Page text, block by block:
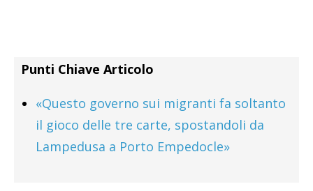
Punti Chiave Articolo
«Questo governo sui migranti fa soltanto
il gioco delle tre carte, spostandoli da
Lampedusa a Porto Empedocle»